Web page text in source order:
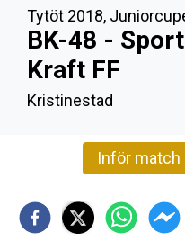
Tytöt 2018,
BK-48 -
Kraft FF
Kristinestad
Inför match